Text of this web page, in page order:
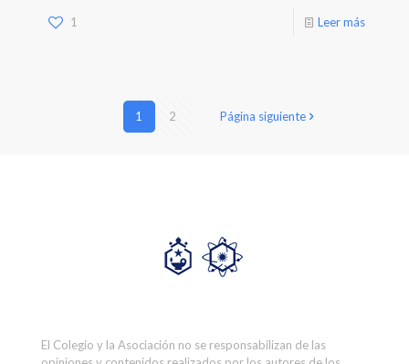
1 Leer más
1 2 Página siguiente
El Colegio y la Asociación no se responsabilizan de las